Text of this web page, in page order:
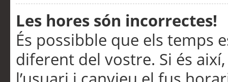
Les hores són incorrectes!
És possibble que els temps
diferent del vostre. Si és